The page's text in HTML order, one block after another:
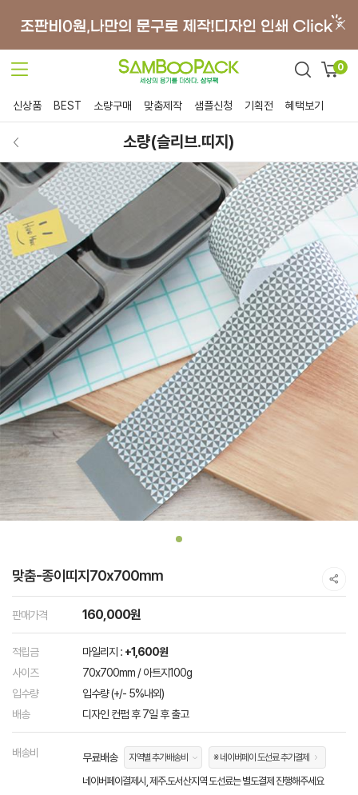
0
신상품 BEST 소량구매 맞춤제작 샘플신청 기획전 혜택보기
소량(슬리브.띠지)
맞춤-종이띠지70x700mm
판매가격 160,000원
적립금 마일리지 : +1,600원
사이즈
70x700mm / 아트지100g
입수량
입수량 (+/- 5%내외)
배송
디자인 컨펌 후 7일 후 출고
배송비 무료배송 지역별 추가배송비 ※ 네이버페이 도선료 추가결제
네이버페이결제시, 제주.도서산지역 도선료는 별도결제 진행해주세요